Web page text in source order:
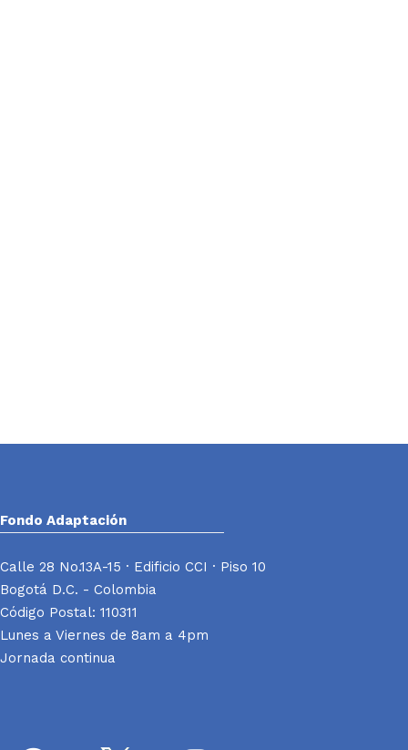
Fondo Adaptación
Calle 28 No.13A-15 · Edificio CCI · Piso 10
Bogotá D.C. - Colombia
Código Postal: 110311
Lunes a Viernes de 8am a 4pm
Jornada continua